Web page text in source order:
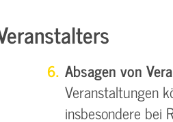
Absagen von
Veranstaltungen
insbesondere bei